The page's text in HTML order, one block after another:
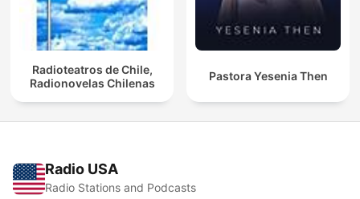
Radioteatros de Chile,
Radionovelas Chilenas
Pastora Yesenia Then
Radio USA
Radio Stations and Podcasts